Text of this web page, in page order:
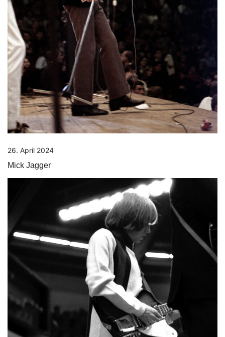
26. April 2024
Mick Jagger